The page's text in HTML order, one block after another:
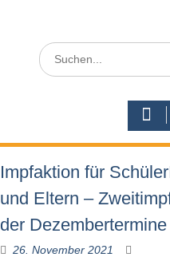
Search
for:
Impfaktion für
und Eltern –
der Dezembertermine
26. November 2021